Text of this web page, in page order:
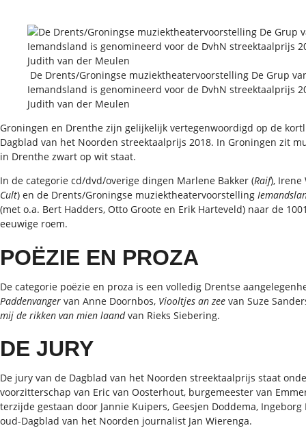
De Drents/Groningse muziektheatervoorstelling De Grup
Iemandsland is genomineerd voor de DvhN streektaalprijs
Judith van der Meulen
Groningen en Drenthe zijn gelijkelijk vertegenwoordigd op de
Dagblad van het Noorden streektaalprijs 2018. In Groningen zit
in Drenthe zwart op wit staat.
In de categorie cd/dvd/overige dingen Marlene Bakker (Raif), Irene
Cult) en de Drents/Groningse muziektheatervoorstelling
(met o.a. Bert Hadders, Otto Groote en Erik Harteveld) naar de
eeuwige roem.
POËZIE EN PROZA
De categorie poëzie en proza is een volledig Drentse
Paddenvanger van Anne Doornbos, Viooltjes an zee van Suze
mij de rikken van mien laandvan Rieks Siebering.
DE JURY
De jury van de Dagblad van het Noorden streektaalprijs staat
voorzitterschap van Eric van Oosterhout, burgemeester van
terzijde gestaan door Jannie Kuipers, Geesjen Doddema,
oud-Dagblad van het Noorden journalist Jan Wierenga.